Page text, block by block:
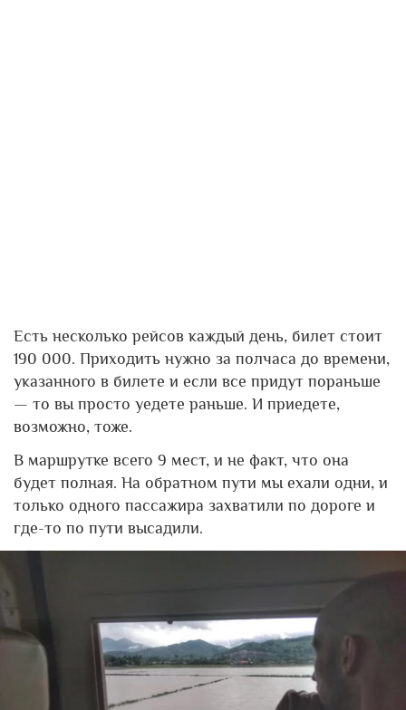
Есть несколько рейсов каждый день, билет стоит
190 000. Приходить нужно за полчаса до времени,
указанного в билете и если все придут пораньше
— то вы просто уедете раньше. И приедете,
возможно, тоже.
В маршрутке всего 9 мест, и не факт, что она
будет полная. На обратном пути мы ехали одни, и
только одного пассажира захватили по дороге и
где-то по пути высадили.